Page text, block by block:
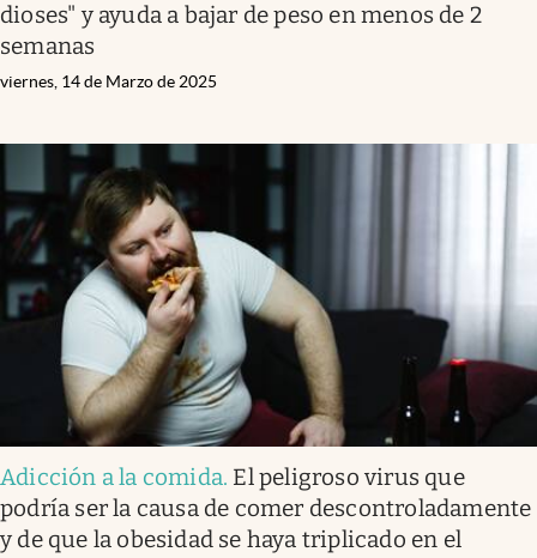
dioses" y ayuda a bajar de peso en menos de 2
semanas
viernes, 14 de Marzo de 2025
Adicción a la comida. El peligroso virus que
podría ser la causa de comer descontroladamente
y de que la obesidad se haya triplicado en el